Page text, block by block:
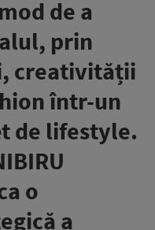
de a
prin
creativității
într-un
de lifestyle.
o
a